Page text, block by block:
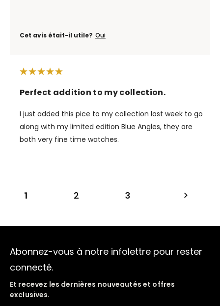
Cet avis était-il utile? Oui
Perfect addition to my collection.
I just added this pice to my collection last week to go
along with my limited edition Blue Angles, they are
both very fine time watches.
1 2 3
Abonnez-vous à notre infolettre pour rester
connecté.
Et recevez les dernières nouveautés et offres
exclusives.